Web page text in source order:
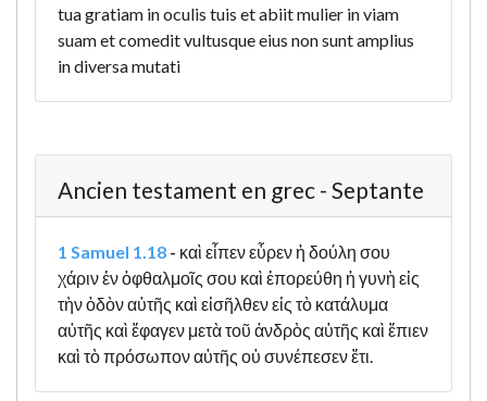
tua gratiam in oculis tuis et abiit mulier in viam
suam et comedit vultusque eius non sunt amplius
in diversa mutati
Ancien testament en grec - Septante
1 Samuel 1.18 - καὶ εἶπεν εὗρεν ἡ δούλη σου
χάριν ἐν ὀφθαλμοῖς σου καὶ ἐπορεύθη ἡ γυνὴ εἰς
τὴν ὁδὸν αὐτῆς καὶ εἰσῆλθεν εἰς τὸ κατάλυμα
αὐτῆς καὶ ἔφαγεν μετὰ τοῦ ἀνδρὸς αὐτῆς καὶ ἔπιεν
καὶ τὸ πρόσωπον αὐτῆς οὐ συνέπεσεν ἔτι.